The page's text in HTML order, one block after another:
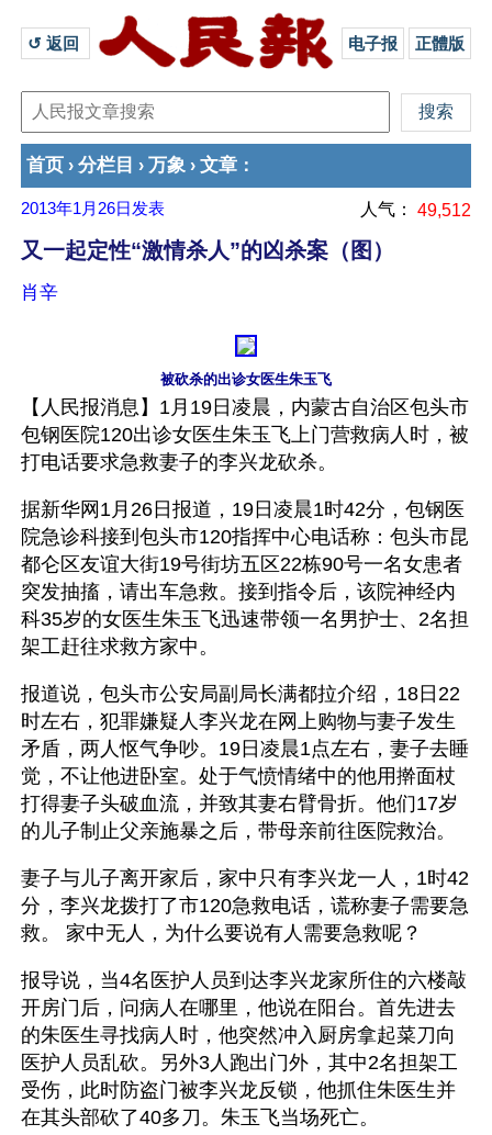
↺ 返回 电子报 正體版
首页 › 分栏目 › 万象 › 文章 ：
2013年1月26日 发表 人气： 49,512
又一起定性“激情杀人”的凶杀案（图）
肖辛
被砍杀的出诊女医生朱玉飞
【人民报消息】1月19日凌晨，内蒙古自治区包头市
包钢医院120出诊女医生朱玉飞上门营救病人时，被
打电话要求急救妻子的李兴龙砍杀。
据新华网1月26日报道，19日凌晨1时42分，包钢医
院急诊科接到包头市120指挥中心电话称：包头市昆
都仑区友谊大街19号街坊五区22栋90号一名女患者
突发抽搐，请出车急救。接到指令后，该院神经内
科35岁的女医生朱玉飞迅速带领一名男护士、2名担
架工赶往求救方家中。
报道说，包头市公安局副局长满都拉介绍，18日22
时左右，犯罪嫌疑人李兴龙在网上购物与妻子发生
矛盾，两人怄气争吵。19日凌晨1点左右，妻子去睡
觉，不让他进卧室。处于气愤情绪中的他用擀面杖
打得妻子头破血流，并致其妻右臂骨折。他们17岁
的儿子制止父亲施暴之后，带母亲前往医院救治。
妻子与儿子离开家后，家中只有李兴龙一人，1时42
分，李兴龙拨打了市120急救电话，谎称妻子需要急
救。 家中无人，为什么要说有人需要急救呢？
报导说，当4名医护人员到达李兴龙家所住的六楼敲
开房门后，问病人在哪里，他说在阳台。首先进去
的朱医生寻找病人时，他突然冲入厨房拿起菜刀向
医护人员乱砍。另外3人跑出门外，其中2名担架工
受伤，此时防盗门被李兴龙反锁，他抓住朱医生并
在其头部砍了40多刀。朱玉飞当场死亡。